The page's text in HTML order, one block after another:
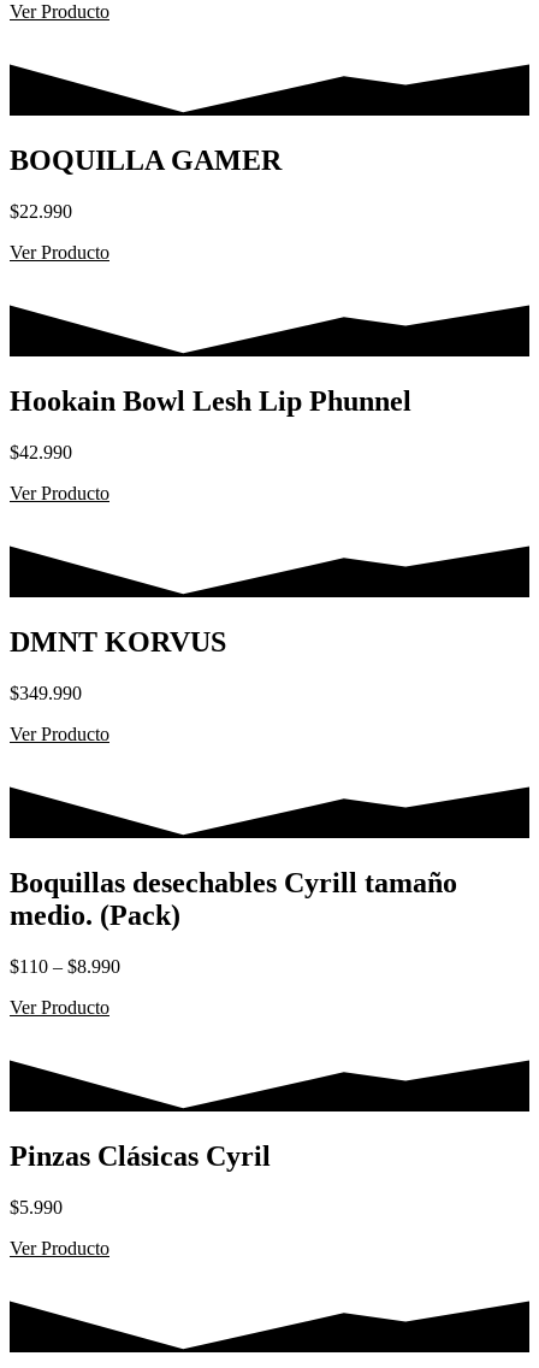
Ver Producto
BOQUILLA GAMER
$22.990
Ver Producto
Hookain Bowl Lesh Lip Phunnel
$42.990
Ver Producto
DMNT KORVUS
$349.990
Ver Producto
Boquillas desechables Cyrill tamaño
medio. (Pack)
$110 – $8.990Rango
$8.990
Ver Producto
Pinzas Clásicas Cyril
$5.990
Ver Producto